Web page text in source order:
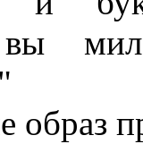
образ